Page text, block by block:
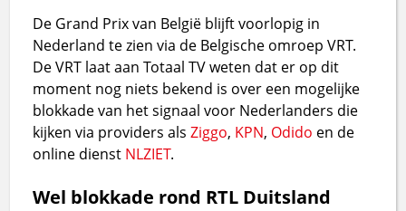
De Grand Prix van België blijft voorlopig in
Nederland te zien via de Belgische omroep VRT.
De VRT laat aan Totaal TV weten dat er op dit
moment nog niets bekend is over een mogelijke
blokkade van het signaal voor Nederlanders die
kijken via providers alsZiggo, KPN, Odido en de
online dienst NLZIET.
Wel blokkade rond RTL Duitsland